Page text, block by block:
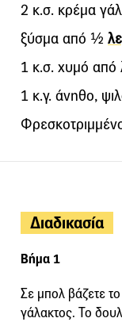
2 κ.σ. κρέμα
ξύσμα από ½
1 κ.σ. χυμό από
1 κ.γ. άνηθο,
Διαδικασία
Βήμα 1
Σε μπολ βάζετε
γάλακτος. Το